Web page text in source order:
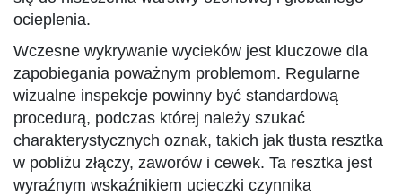
ocieplenia.
Wczesne wykrywanie wycieków jest kluczowe dla
zapobiegania poważnym problemom. Regularne
wizualne inspekcje powinny być standardową
procedurą, podczas której należy szukać
charakterystycznych oznak, takich jak tłusta resztka
w pobliżu złączy, zaworów i cewek. Ta resztka jest
wyraźnym wskaźnikiem ucieczki czynnika